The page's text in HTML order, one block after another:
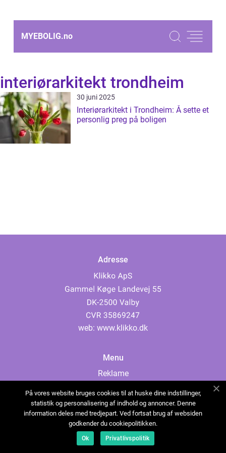
MYEBOLIG.no
interiørarkitekt trondheim
30 juni 2025
Interiørarkitekt i Trondheim: Å sette et
personlig preg på boligen
Adresse
web: www.klikko.dk
Menu
Reklame
Cookies
Kontakt Oss
Sitemap
På vores website bruges cookies til at huske dine indstillinger,
statistik og personalisering af indhold og annoncer. Denne
information deles med tredjepart. Ved fortsat brug af websiden
godkender du cookiepolitikken.
Ok Privatlivspolitik